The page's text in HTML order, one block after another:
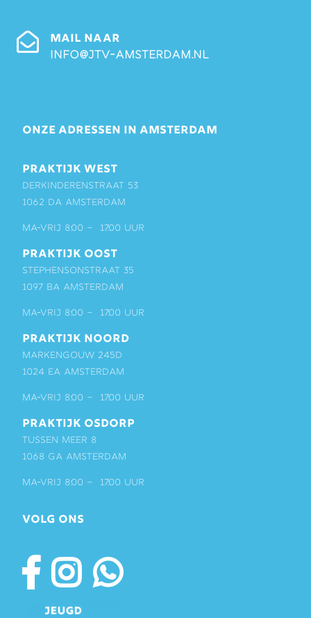
MAIL NAAR
info@jtv-amsterdam.nl
ONZE ADRESSEN IN AMSTERDAM
PRAKTIJK WEST
Derkinderenstraat 53
1062 DA Amsterdam
ma-vrij 8:00 – 17:00 uur
PRAKTIJK OOST
Stephensonstraat 35
1097 BA Amsterdam
ma-vrij 8:00 – 17:00 uur
PRAKTIJK NOORD
Markengouw 245D
1024 EA Amsterdam
ma-vrij 8:00 – 17:00 uur
PRAKTIJK OSDORP
Tussen Meer 8
1068 GA Amsterdam
ma-vrij 8:00 – 17:00 uur
VOLG ONS